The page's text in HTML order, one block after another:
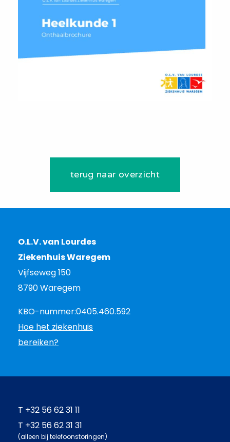
terug naar overzicht
O.L.V. van Lourdes
Ziekenhuis Waregem
Vijfseweg 150
8790 Waregem
KBO-nummer:0405.460.592
Hoe het ziekenhuis
bereiken?
T +32 56 62 31 11
T +32 56 62 31 31
(alleen bij telefoonstoringen)